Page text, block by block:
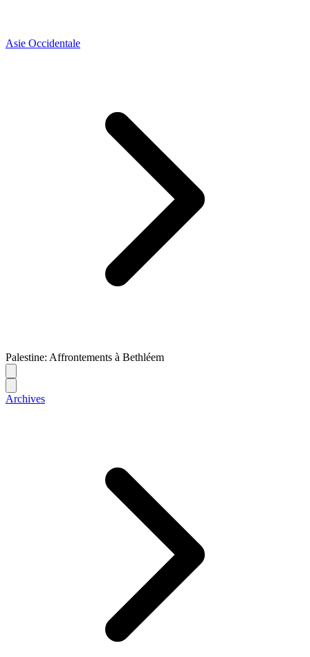
Asie Occidentale
Palestine: Affrontements à Bethléem
Archives